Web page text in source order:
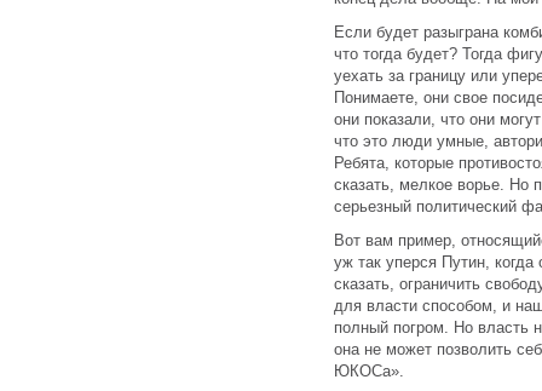
Если будет разыграна
что тогда будет? Тогда
уехать за границу или
Понимаете, они свое
они показали, что они
что это люди умные,
Ребята, которые
сказать, мелкое ворье. Но
серьезный политический
Вот вам пример,
уж так уперся Путин,
сказать, ограничить
для власти способом, и
полный погром. Но власть
она не может позволить
ЮКОСа».